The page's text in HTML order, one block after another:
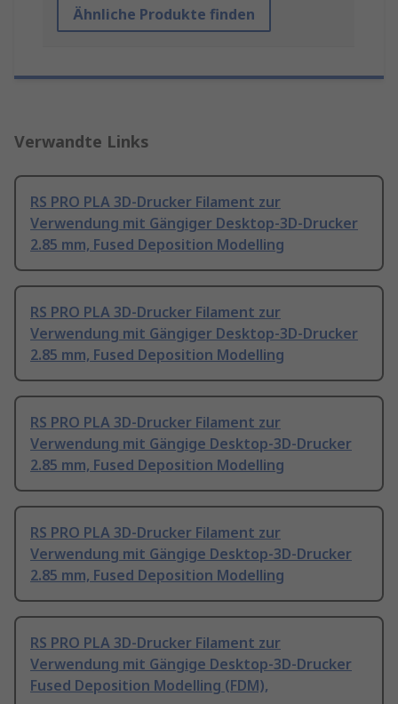
Ähnliche Produkte finden
Verwandte Links
RS PRO PLA 3D-Drucker Filament zur
Verwendung mit Gängiger Desktop-3D-Drucker
2.85 mm, Fused Deposition Modelling
RS PRO PLA 3D-Drucker Filament zur
Verwendung mit Gängiger Desktop-3D-Drucker
2.85 mm, Fused Deposition Modelling
RS PRO PLA 3D-Drucker Filament zur
Verwendung mit Gängige Desktop-3D-Drucker
2.85 mm, Fused Deposition Modelling
RS PRO PLA 3D-Drucker Filament zur
Verwendung mit Gängige Desktop-3D-Drucker
2.85 mm, Fused Deposition Modelling
RS PRO PLA 3D-Drucker Filament zur
Verwendung mit Gängige Desktop-3D-Drucker
Fused Deposition Modelling (FDM),